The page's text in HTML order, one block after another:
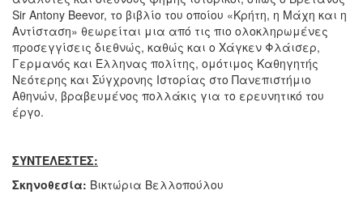
Sir Antony Beevor, το βιβλίο του οποίου «Κρήτη, η Μάχη και η
Αντίσταση» θεωρείται μια από τις πιο ολοκληρωμένες
προσεγγίσεις διεθνώς, καθώς και ο Χάγκεν Φλάισερ,
Γερμανός και Έλληνας πολίτης, ομότιμος Καθηγητής
Νεότερης και Σύγχρονης Ιστορίας στο Πανεπιστήμιο
Αθηνών, βραβευμένος πολλάκις για το ερευνητικό του
έργο.
ΣΥΝΤΕΛΕΣΤΕΣ:
Σκηνοθεσία: Βικτώρια Βελλοπούλου